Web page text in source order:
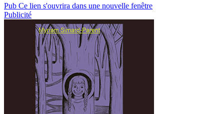
Pub Ce lien s'ouvrira dans une nouvelle fenêtre
Publicité